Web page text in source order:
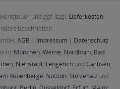
und ggf. zzgl. Lieferkosten,
beschrieben
AGB | Impressum | Datenschutz
in: München, Werne, Nordhorn, Bad
, Nienstädt, Lengerichund Garbsen,
Rübenberge, Nottuln, Stolzenau und